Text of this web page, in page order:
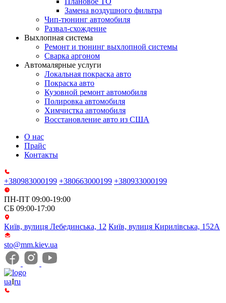
Замена воздушного фильтра
Чип-тюнинг автомобиля
Развал-схождение
Выхлопная система
Ремонт и тюнинг выхлопной системы
Сварка аргоном
Автомалярные услуги
Локальная покраска авто
Покраска авто
Кузовной ремонт автомобиля
Полировка автомобиля
Химчистка автомобиля
Восстановление авто из США
О нас
Прайс
Контакты
+380983000199 +380663000199 +380933000199
ПН-ПТ 09:00-19:00
СБ 09:00-17:00
Київ, вулиця Лебединська, 12 Київ, вулиця Кирилівська, 152А
sto@mm.kiev.ua
uaIru